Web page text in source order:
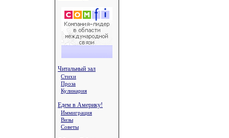
Читальный зал
Стихи
Проза
Кулинария
Едем в Америку!
Иммиграция
Визы
Советы